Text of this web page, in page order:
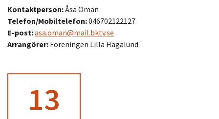
Kontaktperson:Åsa Öman
Telefon/Mobiltelefon:046702122127
E-post:asa.oman@mail.bktv.se
Arrangörer: Föreningen Lilla Hagalund
13